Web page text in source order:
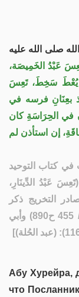
صلى الله عليه
عَبْدُ الخَمِيصَة،
يُعْطَ سَخِطَ، تَعِسَ
بعِنَانِ فرسه في
في الحِرَاسَةِ كان
إن استأذن لم
كتاب التوحيد
عَبْدُ الدِّينَارِ،
التخريج ذكر
الخميلة، لكن عند ابن الأعرابي في معجمه (2/ 455 ح890) وأبي
Абу Хурейра,
что